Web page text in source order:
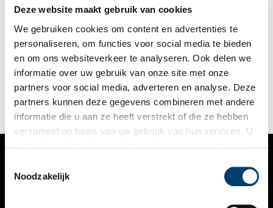
Deze website maakt gebruik van cookies
We gebruiken cookies om content en advertenties te
personaliseren, om functies voor social media te bieden
en om ons websiteverkeer te analyseren. Ook delen we
informatie over uw gebruik van onze site met onze
partners voor social media, adverteren en analyse. Deze
partners kunnen deze gegevens combineren met andere
informatie die u aan ze heeft verstrekt of die ze hebben
verzameld op basis van uw gebruik van hun services. U
Noodzakelijk
Waaraan denk je bij Purmerend? ‘Eentonige buurten.’ ‘Saai uit
de kluiten gegroeid dorp.’ Zo luiden de reacties gewoonlijk.
Saai? Stap het Purmerends Museum binnen en kijk welk
prachtig sieraardewerk hier is gemaakt. Hier groeiden creatieve
architecten op. Trek die denkbeeldige grauwsluier over de stad
weg en je ziet zowaar een kasteel.
VERHALEN